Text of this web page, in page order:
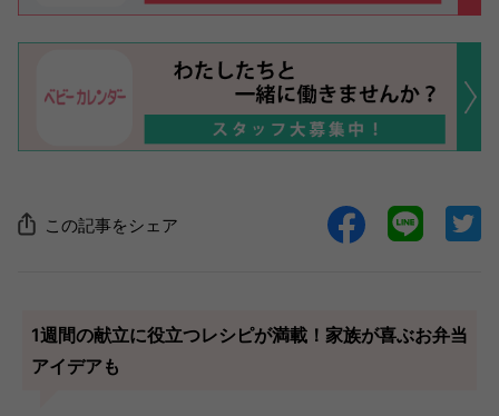
この記事をシェア
1週間の献立に役立つレシピが満載！家族が喜ぶお弁当
アイデアも